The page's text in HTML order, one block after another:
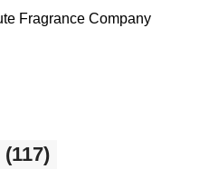
Fragrance Company
(117)